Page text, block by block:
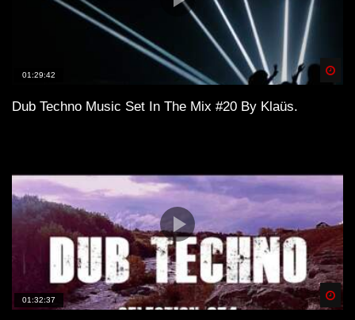
01:29:42
Dub Techno Music Set In The Mix #20 By Klaüs.
01:32:37